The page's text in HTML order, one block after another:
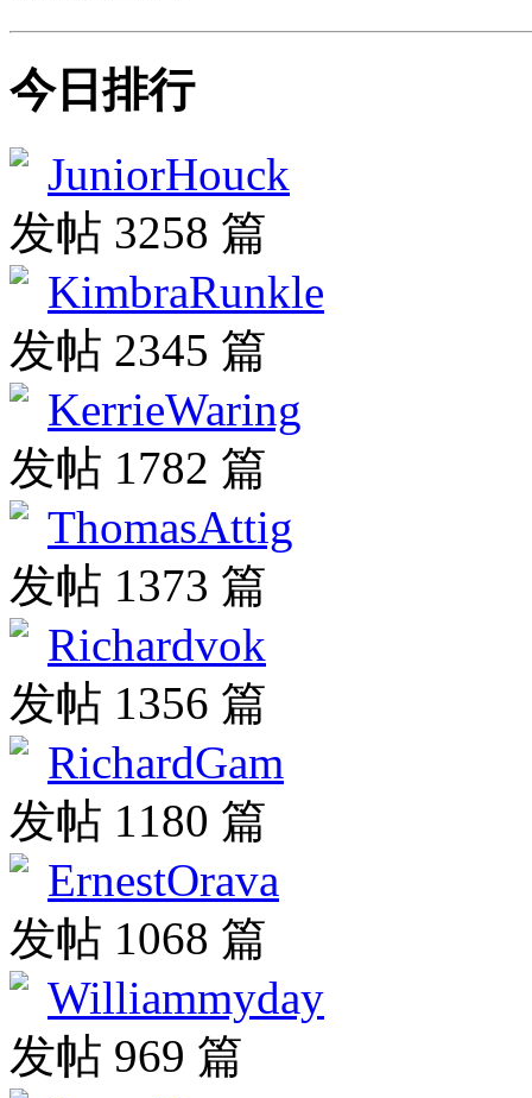
今日排行
JuniorHouck
发帖 3258 篇
KimbraRunkle
发帖 2345 篇
KerrieWaring
发帖 1782 篇
ThomasAttig
发帖 1373 篇
Richardvok
发帖 1356 篇
RichardGam
发帖 1180 篇
ErnestOrava
发帖 1068 篇
Williammyday
发帖 969 篇